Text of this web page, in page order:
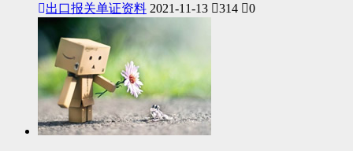
出口报关单证资料 2021-11-13 314 0